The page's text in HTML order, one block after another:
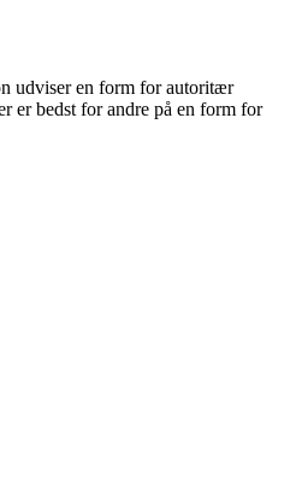
udviser en form for autoritær
er bedst for andre på en form for